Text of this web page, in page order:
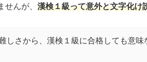
んが、 漢検１級って意外と文字化け
しさから、漢検１級に合格しても意